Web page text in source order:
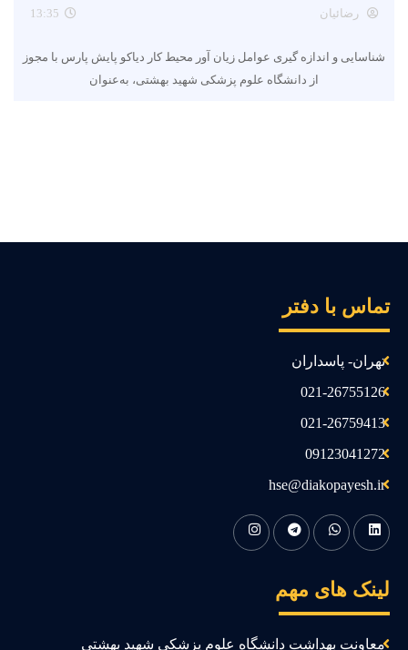
رضائیان 13:35
شناسایی و اندازه گیری عوامل زیان آور محیط کار دیاکو پایش پارس با مجوز
از دانشگاه علوم پزشکی شهید بهشتی، به‌عنوان
با دفتر
تهران- پاسداران
021-26755126
021-26759413
09123041272
hse@diakopayesh.ir
های مهم
معاونت بهداشت دانشگاه علوم پزشکی شهید بهشتی